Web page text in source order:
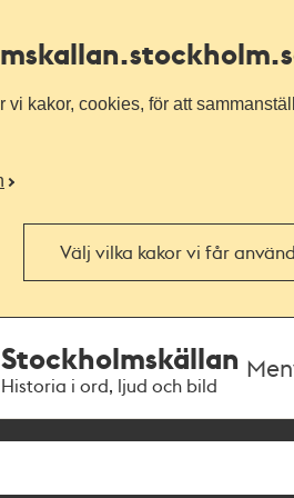
kakor, cookies, för att
Välj vilka kakor vi får
Stockholmskällan
Historia i ord, ljud och bild